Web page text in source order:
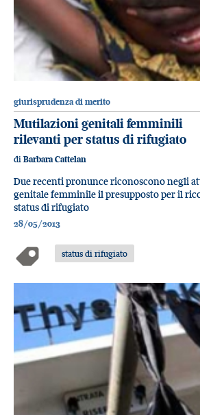
giurisprudenza di merito
Mutilazioni genitali femminili
rilevanti per status di rifugiato
di Barbara Cattelan
Due recenti pronunce riconoscono negli
genitale femminile il presupposto per il
status di rifugiato
28/05/2013
status di rifugiato